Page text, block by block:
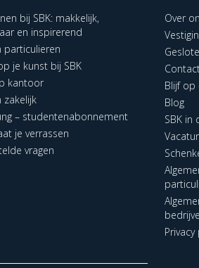
bij SBK: makkelijk,
en inspirerend
particulieren
je kunst bij SBK
kantoor
zakelijk
– studentenabonnement
je verrassen
vragen
Over
Blijf op
Blog
SBK in